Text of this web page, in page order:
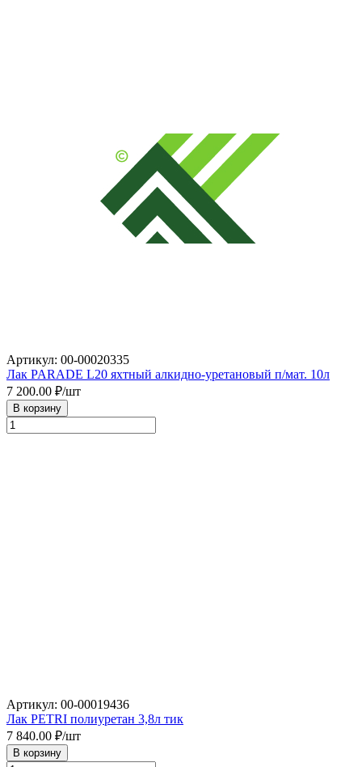
Артикул: 00-00020335
Лак PARADE L20 яхтный алкидно-уретановый п/мат. 10л
7 200.00 ₽/шт
В корзину
Артикул: 00-00019436
Лак PETRI полиуретан 3,8л тик
7 840.00 ₽/шт
В корзину